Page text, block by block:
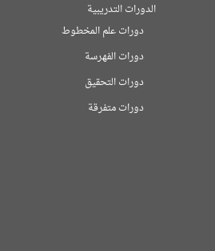
الدورات التدريبية
دورات علم المخطوط
دورات الفهرسة
دورات التحقيق
دورات متفرقة